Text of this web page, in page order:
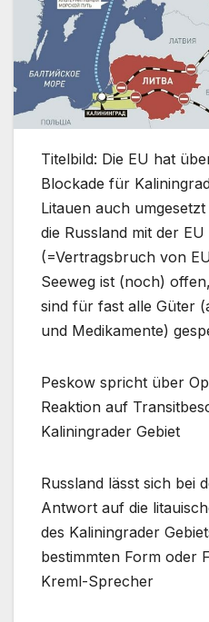
Titelbild: Die EU hat
Blockade für
Litauen auch
die Russland mit der
(=Vertragsbruch von
Seeweg ist (noch)
sind für fast alle Güter
und Medikamente)
Peskow spricht über
Reaktion auf
Kaliningrader Gebiet
Russland lässt sich bei
Antwort auf die
des Kaliningrader
bestimmten Form oder
Kreml-Sprecher